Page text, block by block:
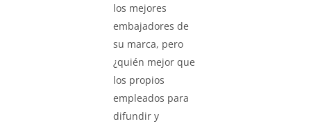
los mejores
embajadores de
su marca, pero
¿quién mejor que
los propios
empleados para
difundir y